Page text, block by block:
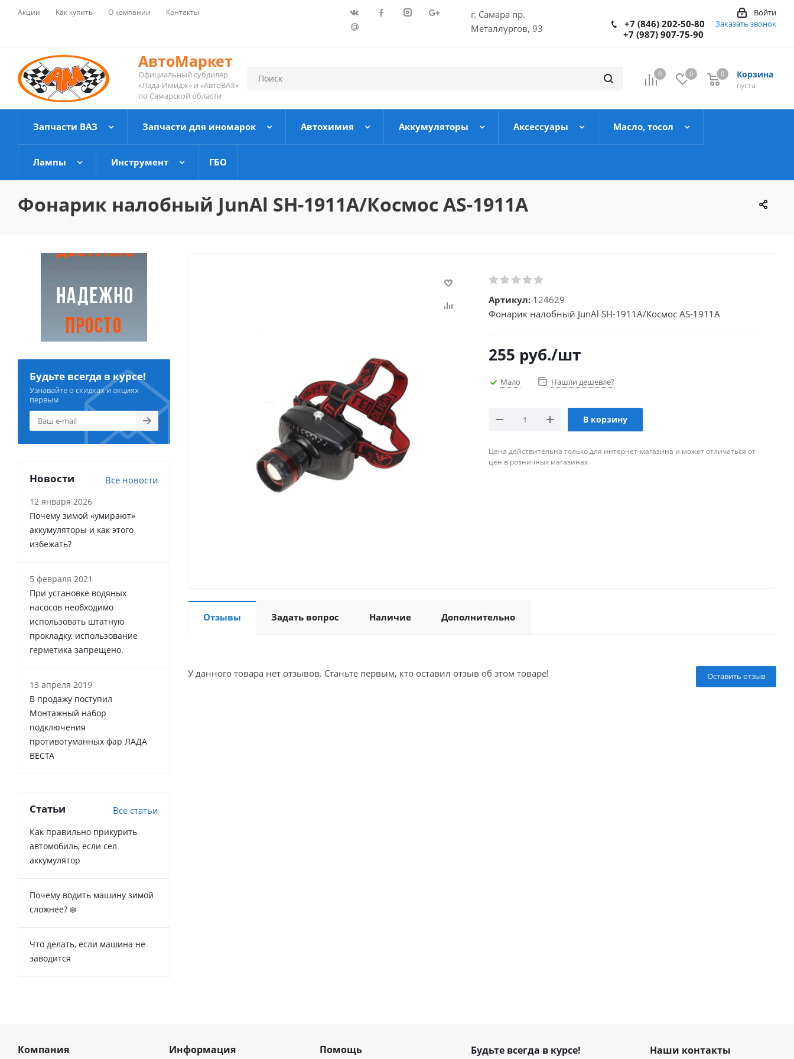
Акции Как купить О компании Контакты
г. Самара пр.
Металлургов, 93
Войти
+7 (846) 202-50-80
+7 (987) 907-75-90
Заказать звонок
АвтоМаркет
Официальный субдилер
«Лада-Имидж» и «АвтоВАЗ»
по Самарской области
0 0 Корзина
пуста
0
Запчасти ВАЗ Запчасти для иномарок Автохимия Аккумуляторы Аксессуары Масло, тосол
Лампы Инструмент ГБО
Фонарик налобный JunAl SH-1911A/Космос AS-1911A
Артикул: 124629
Фонарик налобный JunAl SH-1911A/Космос AS-1911A
255 руб./шт
Мало Нашли дешевле?
В корзину
Цена действительна только для интернет-магазина и может отличаться от
цен в розничных магазинах
Отзывы Задать вопрос Наличие Дополнительно
Оставить отзыв
У данного товара нет отзывов. Станьте первым, кто оставил отзыв об этом товаре!
Будьте всегда в курсе!
Узнавайте о скидках и акциях
первым
Новости Все новости
12 января 2026
Почему зимой «умирают»
аккумуляторы и как этого
избежать?
5 февраля 2021
При установке водяных
насосов необходимо
использовать штатную
прокладку, использование
герметика запрещено.
13 апреля 2019
В продажу поступил
Монтажный набор
подключения
противотуманных фар ЛАДА
ВЕСТА
Статьи Все статьи
Как правильно прикурить
автомобиль, если сел
аккумулятор
Почему водить машину зимой
сложнее? ❄️
Что делать, если машина не
заводится
Компания Информация Помощь Будьте всегда в курсе! Наши контакты